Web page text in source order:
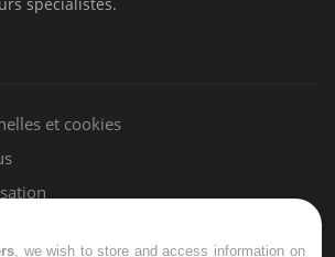
et cookies
, we wish to store and access information on